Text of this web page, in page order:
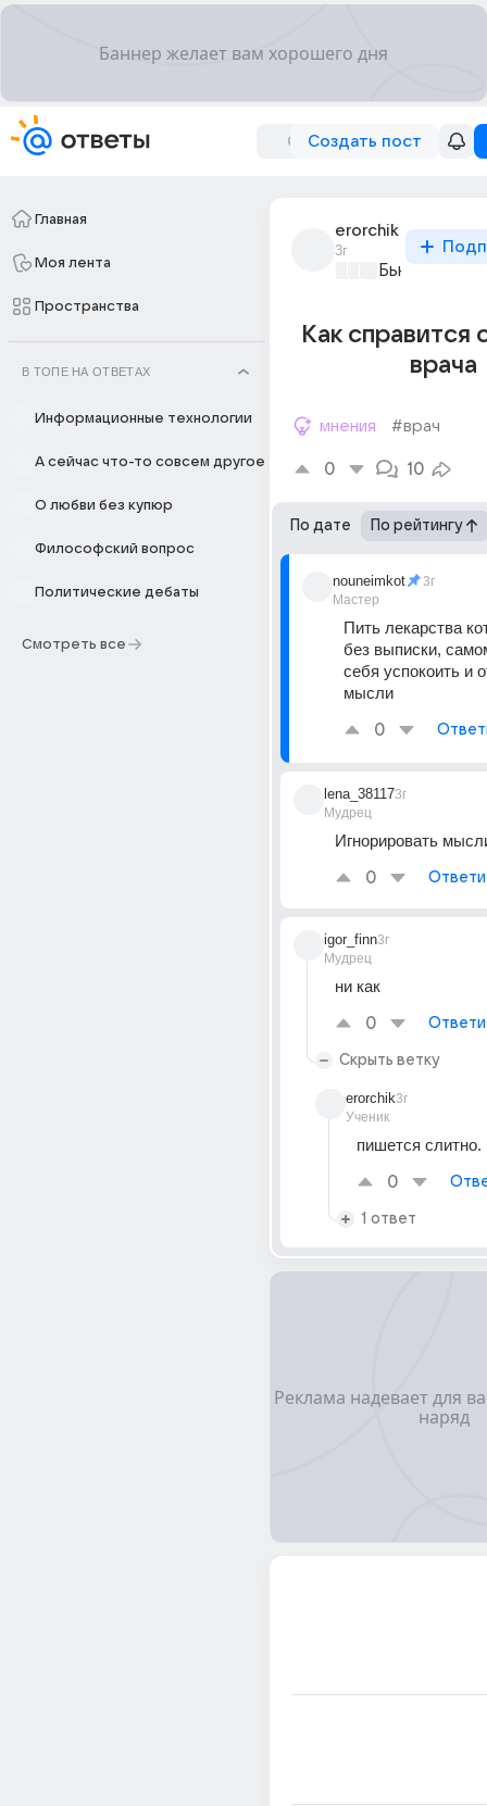
Создать пост
Главная
Моя лента
Пространства
В ТОПЕ НА ОТВЕТАХ
Информационные технологии
А сейчас что-то совсем другое
О любви без купюр
Философский вопрос
Политические дебаты
Смотреть все
erorchik
3г
Бьютилэнд
Как справится
врача
мнения #врач
0 10
По дате По рейтингу
nouneimkot
Мастер
3г
Пить лекарства
без выписки,
себя успокоить и
мысли
0
lena_38117
Мудрец
3г
Игнорировать
0
igor_finn
Мудрец
3г
ни как
0
Скрыть ветку
erorchik
Ученик
3г
пишется слитно.
0
1 ответ